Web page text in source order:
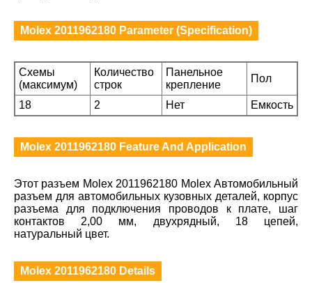
Molex 2011962180 Parameter (Specification)
Схемы
(максимум)
Количество
строк
Панельное
крепление
Пол
18 2 Нет Емкость
Molex 2011962180 Feature And Application
Этот разъем Molex 2011962180 Molex Автомобильный
разъем для автомобильных кузовных деталей, корпус
разъема для подключения проводов к плате, шаг
контактов 2,00 мм, двухрядный, 18 цепей,
натуральный цвет.
Molex 2011962180 Details